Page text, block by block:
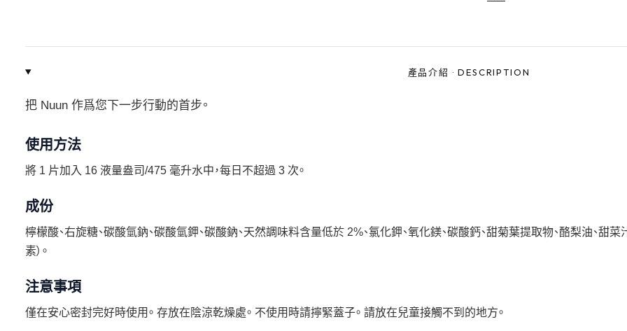
產品介紹 ·DESCRIPTION
把 Nuun 作爲您下一步行動的首步。
使用方法
將 1 片加入 16 液量盎司/475 毫升水中，每日不超過 3 次。
成份
檸檬酸、右旋糖、碳酸氫鈉、碳酸氫鉀、碳酸鈉、天然調味料含量低於 2%、氯化鉀、氧化鎂、碳酸鈣、甜菊葉提取物、酪梨油、甜菜
素）。
注意事項
僅在安心密封完好時使用。 存放在陰涼乾燥處。 不使用時請擰緊蓋子。 請放在兒童接觸不到的地方。